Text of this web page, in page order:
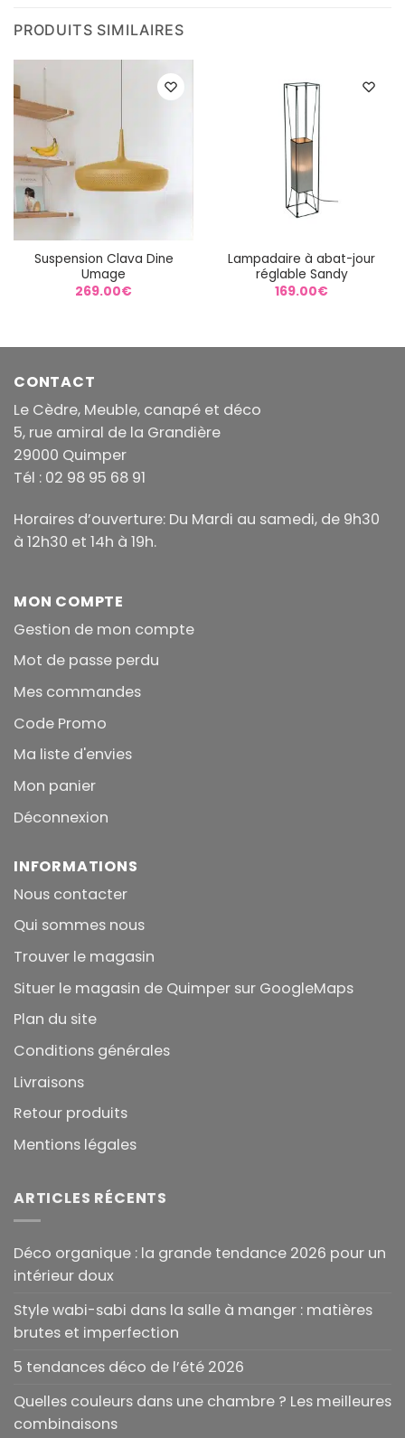
312.00€
PRODUITS SIMILAIRES
Suspension Clava Dine
Umage
269.00€
Lampadaire à abat-jour
réglable Sandy
169.00€
CONTACT
Le Cèdre, Meuble, canapé et déco
5, rue amiral de la Grandière
29000 Quimper
Tél : 02 98 95 68 91
Horaires d’ouverture: Du Mardi au samedi, de 9h30
à 12h30 et 14h à 19h.
MON COMPTE
Gestion de mon compte
Mot de passe perdu
Mes commandes
Code Promo
Ma liste d'envies
Mon panier
Déconnexion
INFORMATIONS
Nous contacter
Qui sommes nous
Trouver le magasin
Situer le magasin de Quimper sur GoogleMaps
Plan du site
Conditions générales
Livraisons
Retour produits
Mentions légales
ARTICLES RÉCENTS
Déco organique : la grande tendance 2026 pour un
intérieur doux
Style wabi-sabi dans la salle à manger : matières
brutes et imperfection
5 tendances déco de l’été 2026
Quelles couleurs dans une chambre ? Les meilleures
combinaisons